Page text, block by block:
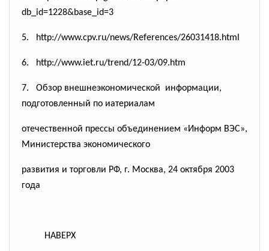
db_id=1228&base_id=3
5. http://www.cpv.ru/news/References/26031418.html
6. http://www.iet.ru/trend/12-03/09.htm
7. Обзор внешнеэкономической информации,
подготовленный по иатериалам
отечественной прессы объединением «Информ ВЭС»,
Министерства экономического
развития и торговли РФ, г. Москва, 24 октября 2003
года
НАВЕРХ